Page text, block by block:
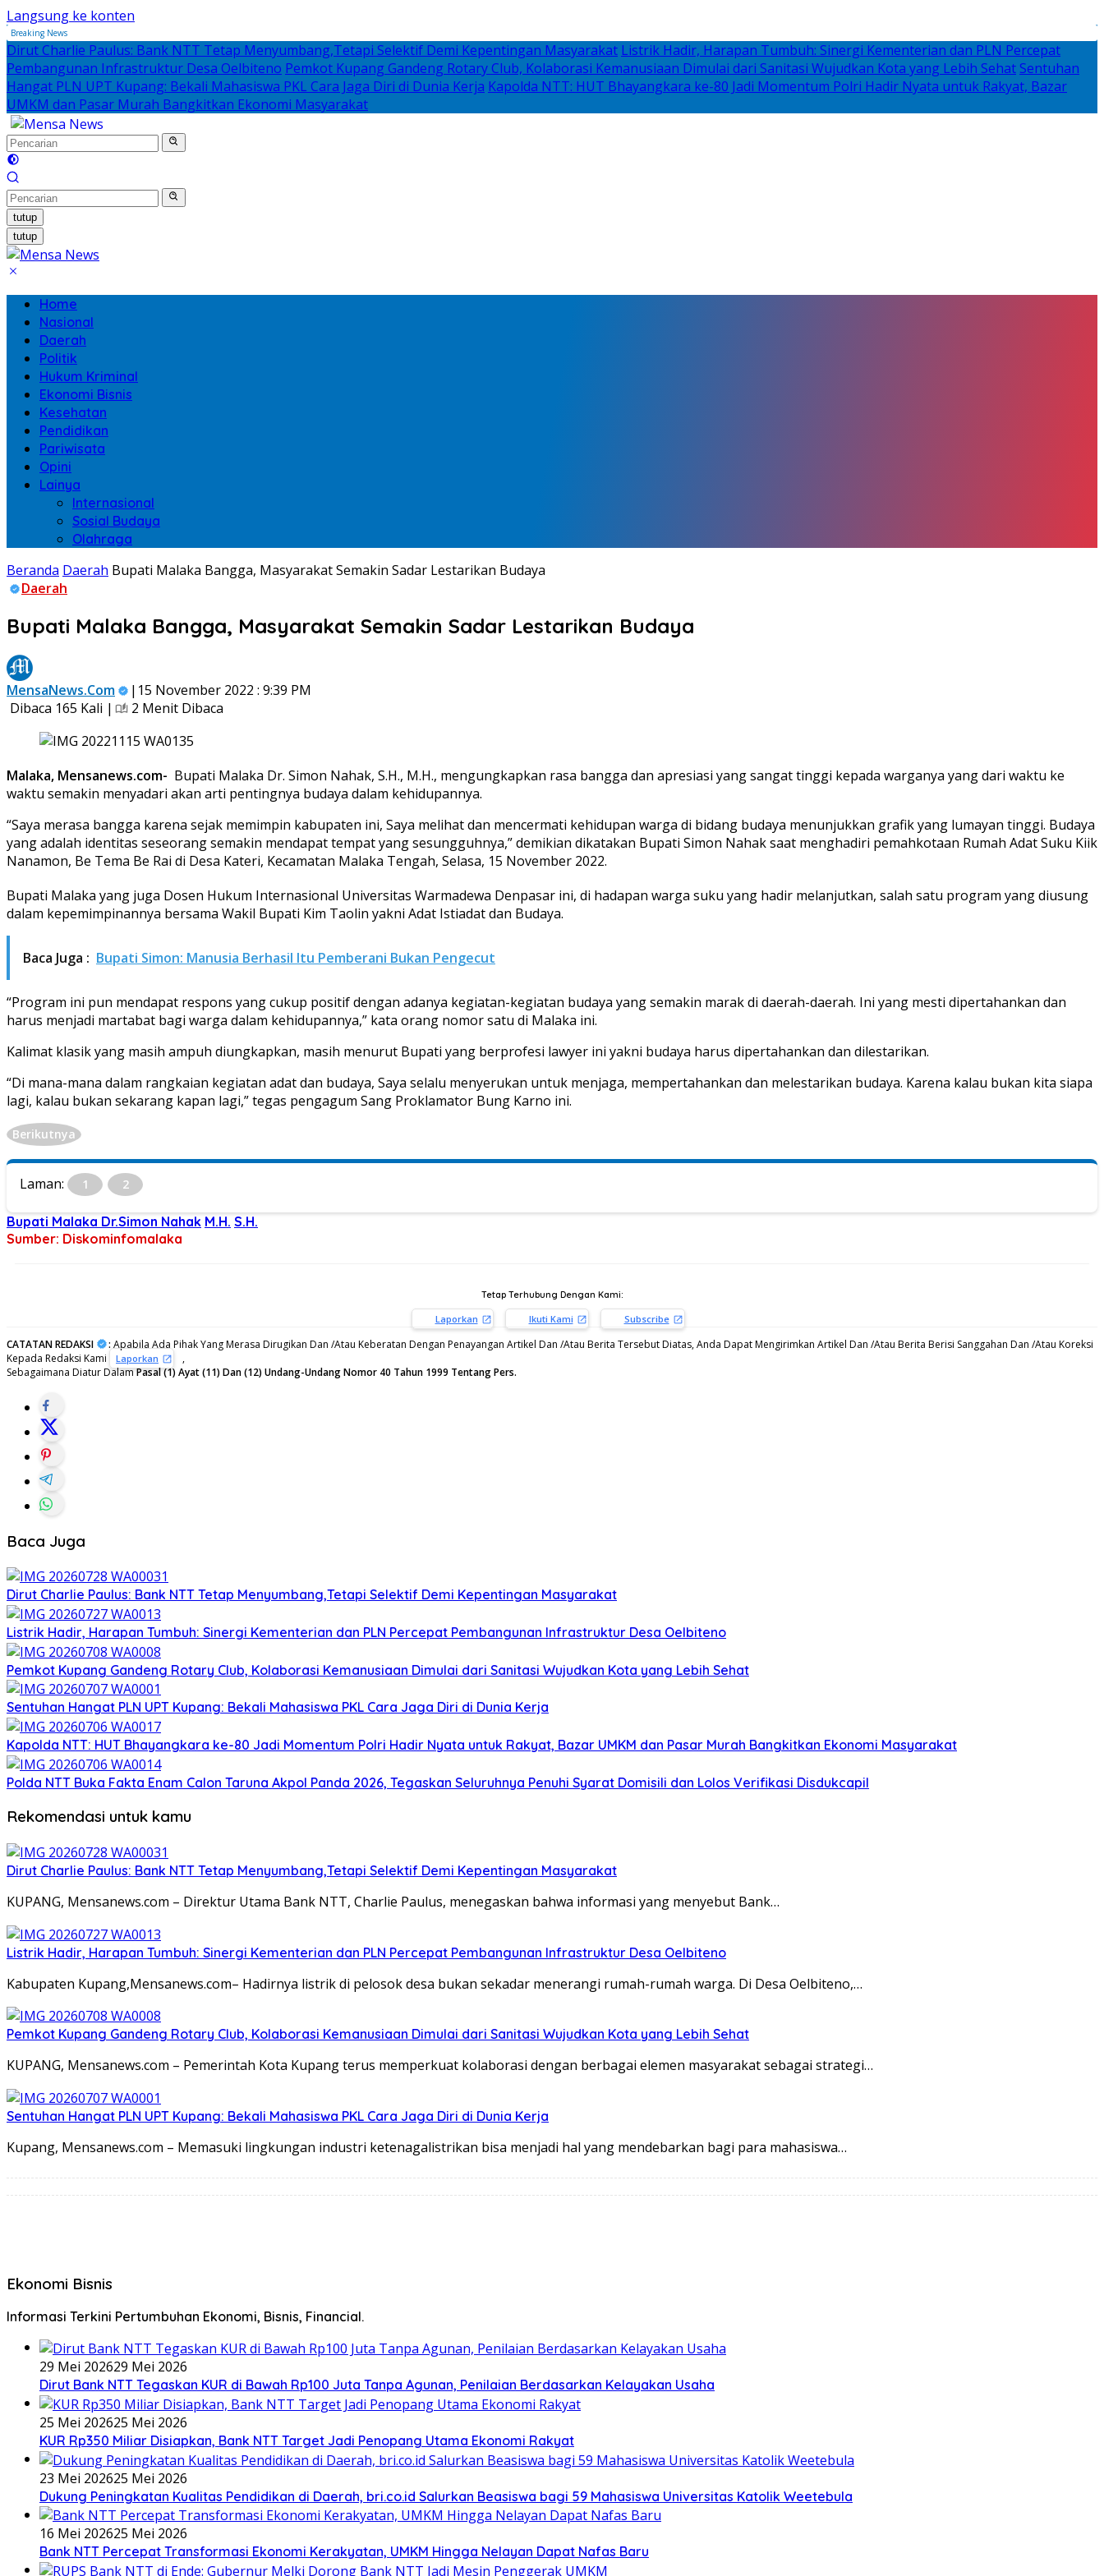
Langsung ke konten
Breaking News
Dirut Charlie Paulus: Bank NTT Tetap Menyumbang,Tetapi Selektif Demi Kepentingan Masyarakat Listrik Hadir, Harapan Tumbuh: Sinergi Kementerian dan PLN Percepat
Pembangunan Infrastruktur Desa Oelbiteno Pemkot Kupang Gandeng Rotary Club, Kolaborasi Kemanusiaan Dimulai dari Sanitasi Wujudkan Kota yang Lebih Sehat Sentuhan
Hangat PLN UPT Kupang: Bekali Mahasiswa PKL Cara Jaga Diri di Dunia Kerja Kapolda NTT: HUT Bhayangkara ke-80 Jadi Momentum Polri Hadir Nyata untuk Rakyat, Bazar
UMKM dan Pasar Murah Bangkitkan Ekonomi Masyarakat
tutup
tutup
Home
Nasional
Daerah
Politik
Hukum Kriminal
Ekonomi Bisnis
Kesehatan
Pendidikan
Pariwisata
Opini
Lainya
Internasional
Sosial Budaya
Olahraga
Beranda Daerah Bupati Malaka Bangga, Masyarakat Semakin Sadar Lestarikan Budaya
Daerah
Bupati Malaka Bangga, Masyarakat Semakin Sadar Lestarikan Budaya
MensaNews.Com
|15 November 2022 : 9:39 PM
Dibaca 165 Kali |
2 Menit Dibaca
Malaka, Mensanews.com- Bupati Malaka Dr. Simon Nahak, S.H., M.H., mengungkapkan rasa bangga dan apresiasi yang sangat tinggi kepada warganya yang dari waktu ke
waktu semakin menyadari akan arti pentingnya budaya dalam kehidupannya.
“Saya merasa bangga karena sejak memimpin kabupaten ini, Saya melihat dan mencermati kehidupan warga di bidang budaya menunjukkan grafik yang lumayan tinggi. Budaya
yang adalah identitas seseorang semakin mendapat tempat yang sesungguhnya,” demikian dikatakan Bupati Simon Nahak saat menghadiri pemahkotaan Rumah Adat Suku Kiik
Nanamon, Be Tema Be Rai di Desa Kateri, Kecamatan Malaka Tengah, Selasa, 15 November 2022.
Bupati Malaka yang juga Dosen Hukum Internasional Universitas Warmadewa Denpasar ini, di hadapan warga suku yang hadir melanjutkan, salah satu program yang diusung
dalam kepemimpinannya bersama Wakil Bupati Kim Taolin yakni Adat Istiadat dan Budaya.
Baca Juga : Bupati Simon: Manusia Berhasil Itu Pemberani Bukan Pengecut
“Program ini pun mendapat respons yang cukup positif dengan adanya kegiatan-kegiatan budaya yang semakin marak di daerah-daerah. Ini yang mesti dipertahankan dan
harus menjadi martabat bagi warga dalam kehidupannya,” kata orang nomor satu di Malaka ini.
Kalimat klasik yang masih ampuh diungkapkan, masih menurut Bupati yang berprofesi lawyer ini yakni budaya harus dipertahankan dan dilestarikan.
“Di mana-mana dalam rangkaian kegiatan adat dan budaya, Saya selalu menyerukan untuk menjaga, mempertahankan dan melestarikan budaya. Karena kalau bukan kita siapa
lagi, kalau bukan sekarang kapan lagi,” tegas pengagum Sang Proklamator Bung Karno ini.
Berikutnya
Laman: 1 2
Bupati Malaka Dr.Simon Nahak M.H. S.H.
Sumber: Diskominfomalaka
Tetap Terhubung Dengan Kami:
Laporkan Ikuti Kami Subscribe
CATATAN REDAKSI : Apabila Ada Pihak Yang Merasa Dirugikan Dan /Atau Keberatan Dengan Penayangan Artikel Dan /Atau Berita Tersebut Diatas, Anda Dapat Mengirimkan Artikel Dan /Atau Berita Berisi Sanggahan Dan /Atau Koreksi
Kepada Redaksi Kami
Laporkan
,
Sebagaimana Diatur DalamPasal (1) Ayat (11) Dan (12) Undang-Undang Nomor 40 Tahun 1999 Tentang Pers.
Baca Juga
Dirut Charlie Paulus: Bank NTT Tetap Menyumbang,Tetapi Selektif Demi Kepentingan Masyarakat
Listrik Hadir, Harapan Tumbuh: Sinergi Kementerian dan PLN Percepat Pembangunan Infrastruktur Desa Oelbiteno
Pemkot Kupang Gandeng Rotary Club, Kolaborasi Kemanusiaan Dimulai dari Sanitasi Wujudkan Kota yang Lebih Sehat
Sentuhan Hangat PLN UPT Kupang: Bekali Mahasiswa PKL Cara Jaga Diri di Dunia Kerja
Kapolda NTT: HUT Bhayangkara ke-80 Jadi Momentum Polri Hadir Nyata untuk Rakyat, Bazar UMKM dan Pasar Murah Bangkitkan Ekonomi Masyarakat
Polda NTT Buka Fakta Enam Calon Taruna Akpol Panda 2026, Tegaskan Seluruhnya Penuhi Syarat Domisili dan Lolos Verifikasi Disdukcapil
Rekomendasi untuk kamu
Dirut Charlie Paulus: Bank NTT Tetap Menyumbang,Tetapi Selektif Demi Kepentingan Masyarakat
KUPANG, Mensanews.com – Direktur Utama Bank NTT, Charlie Paulus, menegaskan bahwa informasi yang menyebut Bank…
Listrik Hadir, Harapan Tumbuh: Sinergi Kementerian dan PLN Percepat Pembangunan Infrastruktur Desa Oelbiteno
Kabupaten Kupang,Mensanews.com– Hadirnya listrik di pelosok desa bukan sekadar menerangi rumah-rumah warga. Di Desa Oelbiteno,…
Pemkot Kupang Gandeng Rotary Club, Kolaborasi Kemanusiaan Dimulai dari Sanitasi Wujudkan Kota yang Lebih Sehat
KUPANG, Mensanews.com – Pemerintah Kota Kupang terus memperkuat kolaborasi dengan berbagai elemen masyarakat sebagai strategi…
Sentuhan Hangat PLN UPT Kupang: Bekali Mahasiswa PKL Cara Jaga Diri di Dunia Kerja
Kupang, Mensanews.com – Memasuki lingkungan industri ketenagalistrikan bisa menjadi hal yang mendebarkan bagi para mahasiswa…
Ekonomi Bisnis
Informasi Terkini Pertumbuhan Ekonomi, Bisnis, Financial.
29 Mei 202629 Mei 2026
Dirut Bank NTT Tegaskan KUR di Bawah Rp100 Juta Tanpa Agunan, Penilaian Berdasarkan Kelayakan Usaha
25 Mei 202625 Mei 2026
KUR Rp350 Miliar Disiapkan, Bank NTT Target Jadi Penopang Utama Ekonomi Rakyat
23 Mei 202625 Mei 2026
Dukung Peningkatan Kualitas Pendidikan di Daerah, bri.co.id Salurkan Beasiswa bagi 59 Mahasiswa Universitas Katolik Weetebula
16 Mei 202625 Mei 2026
Bank NTT Percepat Transformasi Ekonomi Kerakyatan, UMKM Hingga Nelayan Dapat Nafas Baru